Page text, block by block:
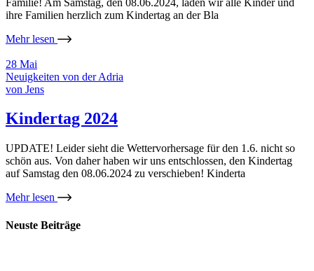
ihre Familien herzlich zum Kindertag an der Bla
Mehr lesen
28 Mai
Neuigkeiten von der Adria
von Jens
Kindertag 2024
UPDATE! Leider sieht die Wettervorhersage für den 1.6. nicht so
schön aus. Von daher haben wir uns entschlossen, den Kindertag
auf Samstag den 08.06.2024 zu verschieben! Kinderta
Mehr lesen
Neuste Beiträge